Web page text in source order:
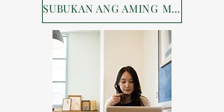
SUBUKAN ANG AMING MGA PRODUKTO